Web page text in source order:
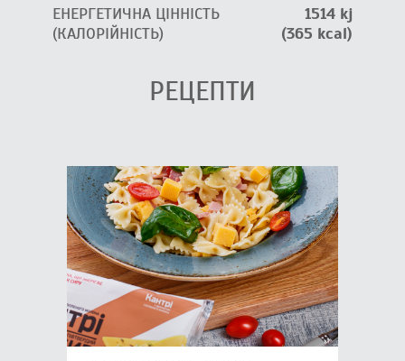
ЕНЕРГЕТИЧНА ЦІННІСТЬ
1514 kj
(КАЛОРІЙНІСТЬ)
(365 kcal)
РЕЦЕПТИ